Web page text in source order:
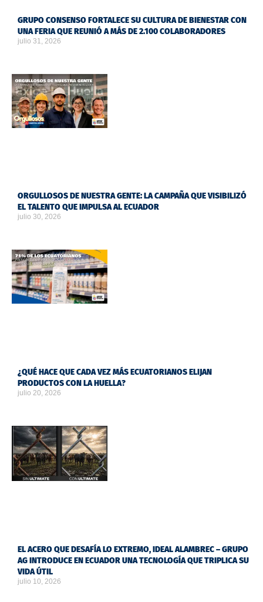
GRUPO CONSENSO FORTALECE SU CULTURA DE BIENESTAR CON
UNA FERIA QUE REUNIÓ A MÁS DE 2.100 COLABORADORES
julio 31, 2026
ORGULLOSOS DE NUESTRA GENTE: LA CAMPAÑA QUE VISIBILIZÓ
EL TALENTO QUE IMPULSA AL ECUADOR
julio 30, 2026
¿QUÉ HACE QUE CADA VEZ MÁS ECUATORIANOS ELIJAN
PRODUCTOS CON LA HUELLA?
julio 20, 2026
EL ACERO QUE DESAFÍA LO EXTREMO, IDEAL ALAMBREC – GRUPO
AG INTRODUCE EN ECUADOR UNA TECNOLOGÍA QUE TRIPLICA SU
VIDA ÚTIL
julio 10, 2026